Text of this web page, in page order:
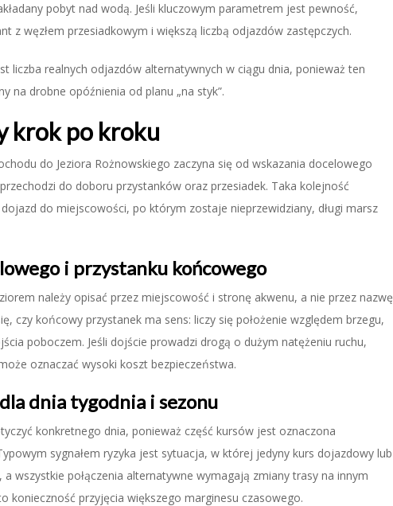
pobyt nad wodą. Jeśli kluczowym parametrem jest pewność,
z węzłem przesiadkowym i większą liczbą odjazdów zastępczych.
liczba realnych odjazdów alternatywnych w ciągu dnia, ponieważ ten
na drobne opóźnienia od planu „na styk”.
krok po kroku
do Jeziora Rożnowskiego zaczyna się od wskazania docelowego
do doboru przystanków oraz przesiadek. Taka kolejność
do miejscowości, po którym zostaje nieprzewidziany, długi marsz
i przystanku końcowego
należy opisać przez miejscowość i stronę akwenu, a nie przez nazwę
czy końcowy przystanek ma sens: liczy się położenie względem brzegu,
poboczem. Jeśli dojście prowadzi drogą o dużym natężeniu ruchu,
oznaczać wysoki koszt bezpieczeństwa.
dnia tygodnia i sezonu
konkretnego dnia, ponieważ część kursów jest oznaczona
sygnałem ryzyka jest sytuacja, w której jedyny kurs dojazdowy lub
wszystkie połączenia alternatywne wymagają zmiany trasy na innym
konieczność przyjęcia większego marginesu czasowego.